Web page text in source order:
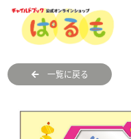
一覧に戻る